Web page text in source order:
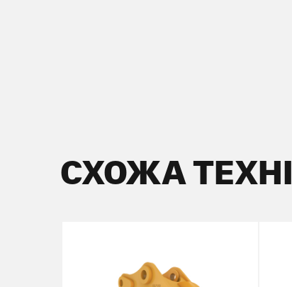
СХОЖА